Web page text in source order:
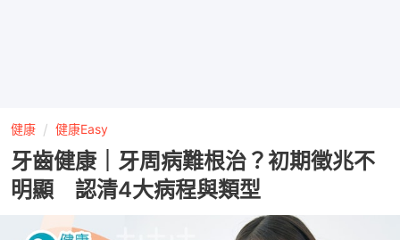
健康 健康Easy
牙齒健康｜牙周病難根治？初期徵兆不
明顯 認清4大病程與類型